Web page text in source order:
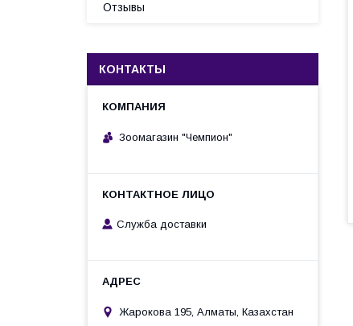
Отзывы
КОНТАКТЫ
Зоомагазин "Чемпион"
Служба доставки
Жарокова 195, Алматы, Казахстан